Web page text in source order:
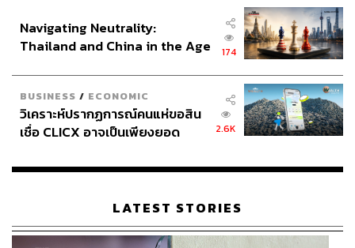
ในฐานะที่เป็นผู้อำนวยการฝ่ายพัฒนาเทคนิคมาก่อน ฮัตสัน
บอกว่า หน้าที่ของเขาคือการมองภาพรวมทั้งหมดของ
ฟุตบอลไทย ตั้งแต่ระดับเยาวชนจนถึงทีมชาติชุดใหญ่ เพื่อ
เขาย้ำว่า จุดสำคัญคือการสร้างวัฒนธรรมและอัตลักษณ์ของ
ทีมชาติไทยให้ชัดเจน เพื่อให้นักเตะเติบโตตามเส้นทางที่ถูก
ต้อง ไม่ว่าจะอยู่ในรุ่นอายุใด
ของโค้ชไทยที่มีประสบการณ์ เราคุยกัน วิเคราะห์กัน จน
ตกผลึกว่าอะไรคือจุดแข็งของนักเตะไทย และจะใช้สิ่งนั้น
สร้างทีมชาติให้แข็งแกร่งที่สุด”
Navigating Neutrality:
Thailand and China in the Age
174
BUSINESS / ECONOMIC
วิเคราะห์ปรากฏการณ์คนแห่ขอสิน
เชื่อ CLICX อาจเป็นเพียงยอด
เรือนไทยที่ถูกซุกไว้
2.6K
LATEST STORIES